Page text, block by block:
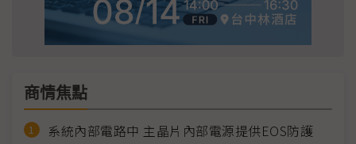
商情焦點
系統內部電路中 主晶片內部電源提供EOS防護